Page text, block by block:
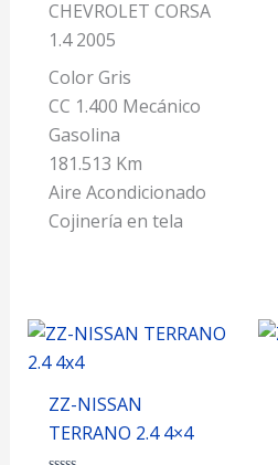
CHEVROLET CORSA
1.4 2005
Color Gris
CC 1.400 Mecánico
Gasolina
181.513 Km
Aire Acondicionado
Cojinería en tela
ZZ-NISSAN
TERRANO 2.4 4×4